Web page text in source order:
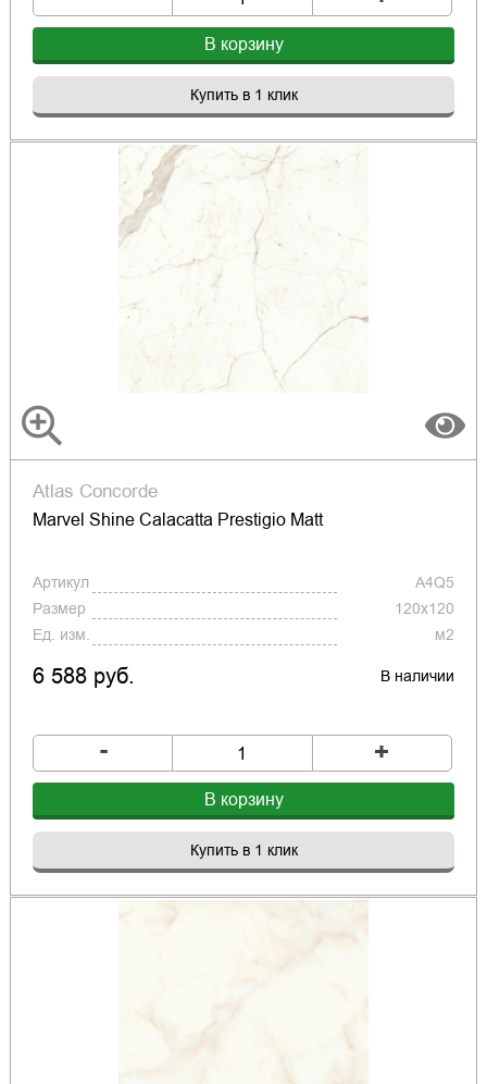
В корзину
Купить в 1 клик
Atlas Concorde
Marvel Shine Calacatta Prestigio Matt
Артикул
A4Q5
Размер
120x120
Ед. изм.
м2
6 588 руб. В наличии
- +
В корзину
Купить в 1 клик